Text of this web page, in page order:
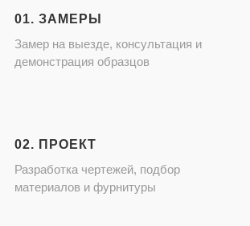
01. ЗАМЕРЫ
Замер на выезде, консультация и
демонстрация образцов
02. ПРОЕКТ
Разработка чертежей, подбор
материалов и фурнитуры